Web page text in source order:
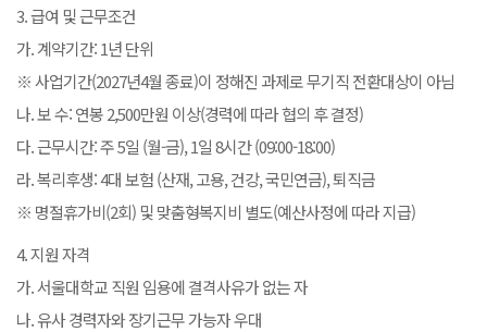
3. 급여 및 근무조건
가. 계약기간: 1년 단위
※ 사업기간(2027년4월 종료)이 정해진 과제로 무기직 전환대상이 아님
나. 보 수: 연봉 2,500만원 이상(경력에 따라 협의 후 결정)
다. 근무시간: 주 5일 (월-금), 1일 8시간 (09:00-18:00)
라. 복리후생: 4대 보험 (산재, 고용, 건강, 국민연금), 퇴직금
※ 명절휴가비(2회) 및 맞춤형복지비 별도(예산사정에 따라 지급)
4. 지원 자격
가. 서울대학교 직원 임용에 결격사유가 없는 자
나. 유사 경력자와 장기근무 가능자 우대